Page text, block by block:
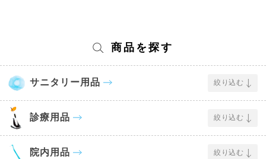
商品を探す
サニタリー用品 絞り込む
診療用品 絞り込む
院内用品 絞り込む